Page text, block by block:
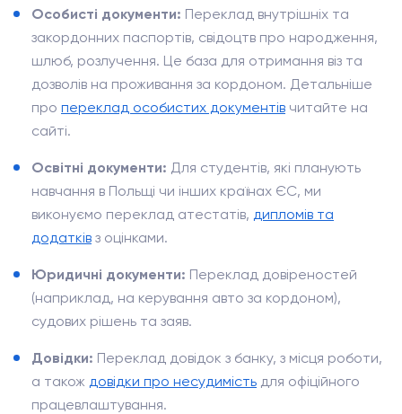
Особисті документи: Переклад внутрішніх та
закордонних паспортів, свідоцтв про народження,
шлюб, розлучення. Це база для отримання віз та
дозволів на проживання за кордоном. Детальніше
про переклад особистих документів читайте на
сайті.
Освітні документи: Для студентів, які планують
навчання в Польщі чи інших країнах ЄС, ми
виконуємо переклад атестатів, дипломів та
додатків з оцінками.
Юридичні документи: Переклад довіреностей
(наприклад, на керування авто за кордоном),
судових рішень та заяв.
Довідки: Переклад довідок з банку, з місця роботи,
а також довідки про несудимість для офіційного
працевлаштування.